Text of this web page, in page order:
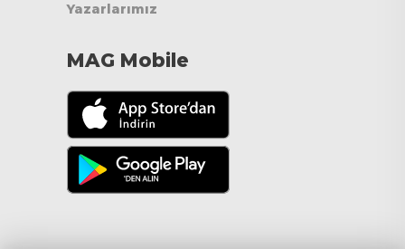
Yazarlarımız
MAG Mobile